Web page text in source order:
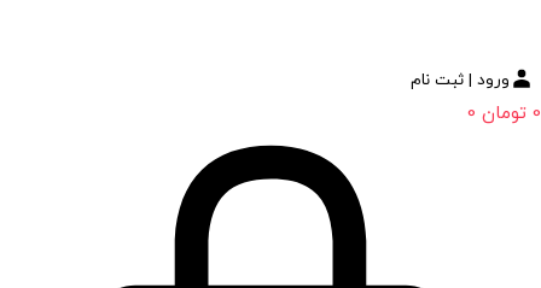
ورود | ثبت نام
0 تومان 0